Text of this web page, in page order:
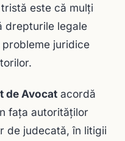
este că mulți
drepturile legale
juridice
de Avocat acordă
faţa autorităţilor
de judecată, în litigii